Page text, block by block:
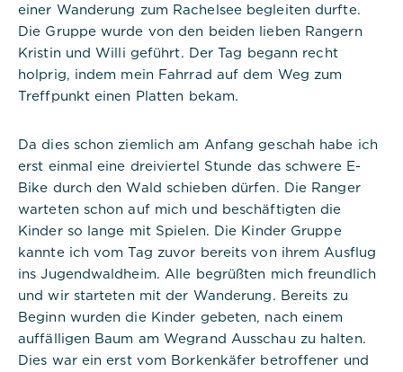
einer Wanderung zum Rachelsee begleiten durfte.
Die Gruppe wurde von den beiden lieben Rangern
Kristin und Willi geführt. Der Tag begann recht
holprig, indem mein Fahrrad auf dem Weg zum
Treffpunkt einen Platten bekam.
Da dies schon ziemlich am Anfang geschah habe ich
erst einmal eine dreiviertel Stunde das schwere E-
Bike durch den Wald schieben dürfen. Die Ranger
warteten schon auf mich und beschäftigten die
Kinder so lange mit Spielen. Die Kinder Gruppe
kannte ich vom Tag zuvor bereits von ihrem Ausflug
ins Jugendwaldheim. Alle begrüßten mich freundlich
und wir starteten mit der Wanderung. Bereits zu
Beginn wurden die Kinder gebeten, nach einem
auffälligen Baum am Wegrand Ausschau zu halten.
Dies war ein erst vom Borkenkäfer betroffener und
Notwendig
Diese werden für die Grundfunktionen der
Website benötigt und helfen dabei, unsere
Website nutzbar zu machen sowie Zugriffe auf
sichere Bereiche unserer Website ermöglichen.
Cookie Informationen anzeigen